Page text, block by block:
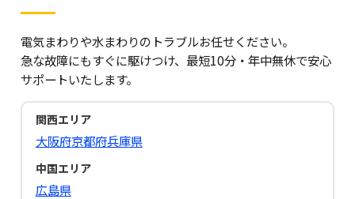
電気まわりや水まわりのトラブルお任せください。
急な故障にもすぐに駆けつけ、最短10分・年中無休で安心
サポートいたします。
関西エリア
大阪府京都府兵庫県
中国エリア
広島県